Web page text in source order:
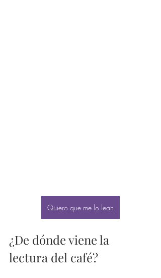
Quiero que me lo lean
¿De dónde viene la
lectura del café?